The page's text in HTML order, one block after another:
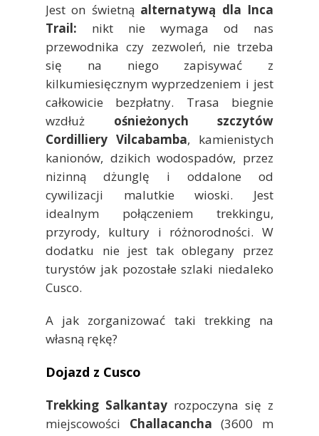
Jest on świetną alternatywą dla Inca
Trail: nikt nie wymaga od nas
przewodnika czy zezwoleń, nie trzeba
się na niego zapisywać z
kilkumiesięcznym wyprzedzeniem i jest
całkowicie bezpłatny. Trasa biegnie
wzdłuż ośnieżonych szczytów
Cordilliery Vilcabamba, kamienistych
kanionów, dzikich wodospadów, przez
nizinną dżunglę i oddalone od
cywilizacji malutkie wioski. Jest
idealnym połączeniem trekkingu,
przyrody, kultury i różnorodności. W
dodatku nie jest tak oblegany przez
turystów jak pozostałe szlaki niedaleko
Cusco.
A jak zorganizować taki trekking na
własną rękę?
Dojazd z Cusco
Trekking Salkantay rozpoczyna się z
miejscowości Challacancha (3600 m